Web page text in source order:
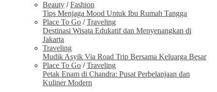
Beauty /Fashion
Tips Menjaga Mood Untuk Ibu Rumah Tangga
Place To Go /Traveling
Destinasi Wisata Edukatif dan Menyenangkan di
Jakarta
Traveling
Mudik Asyik Via Road Trip Bersama Keluarga Besar
Place To Go /Traveling
Petak Enam di Chandra: Pusat Perbelanjaan dan
Kuliner Modern